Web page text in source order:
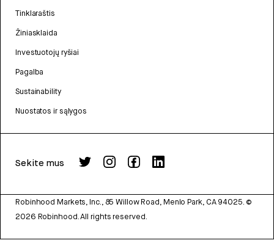
Tinklaraštis
Žiniasklaida
Investuotojų ryšiai
Pagalba
Sustainability
Nuostatos ir sąlygos
Sekite mus
Robinhood Markets, Inc., 85 Willow Road, Menlo Park, CA 94025. ©
2026 Robinhood. All rights reserved.